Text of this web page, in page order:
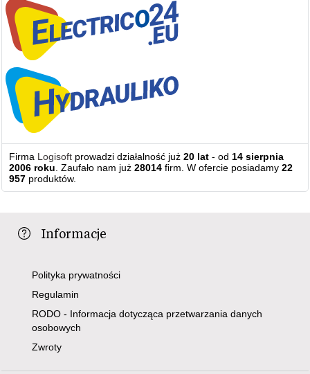
Firma Logisoft prowadzi działalność już20 lat - od 14 sierpnia
2006 roku . Zaufało nam już28014 firm. W ofercie posiadamy22
957 produktów.
Informacje
Polityka prywatności
Regulamin
RODO - Informacja dotycząca przetwarzania danych
osobowych
Zwroty